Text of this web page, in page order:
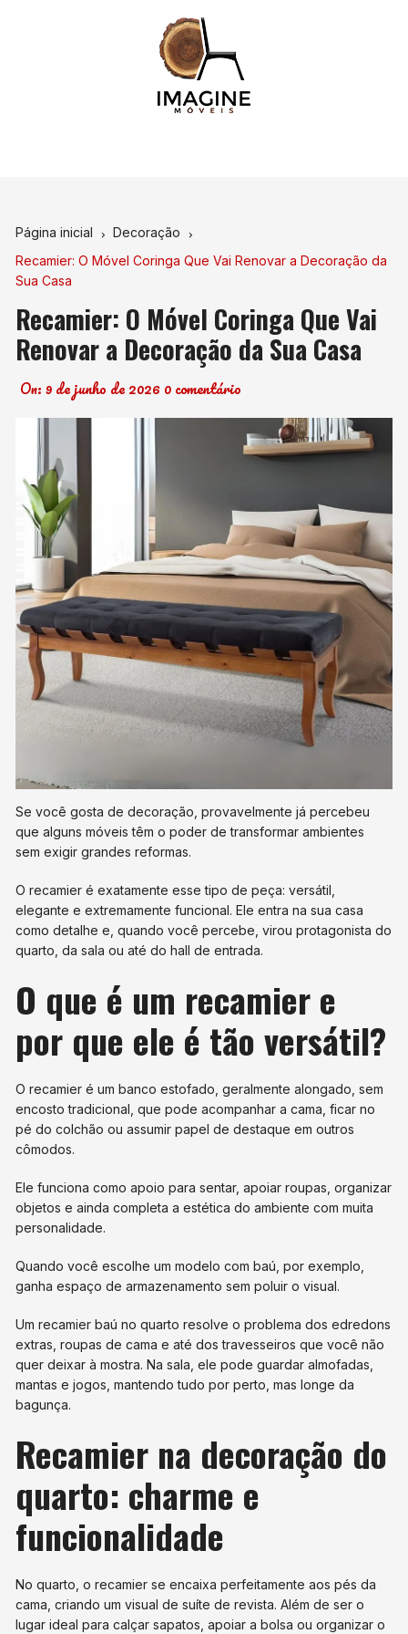
Página inicial
Decoração
Recamier: O Móvel Coringa Que Vai Renovar a Decoração da
Sua Casa
Recamier: O Móvel Coringa Que Vai
Renovar a Decoração da Sua Casa
On:9 de junho de 20260 comentário
Se você gosta de decoração, provavelmente já percebeu
que alguns móveis têm o poder de transformar ambientes
sem exigir grandes reformas.
O recamier é exatamente esse tipo de peça: versátil,
elegante e extremamente funcional. Ele entra na sua casa
como detalhe e, quando você percebe, virou protagonista do
quarto, da sala ou até do hall de entrada.
O que é um recamier e
por que ele é tão versátil?
O recamier é um banco estofado, geralmente alongado, sem
encosto tradicional, que pode acompanhar a cama, ficar no
pé do colchão ou assumir papel de destaque em outros
cômodos.
Ele funciona como apoio para sentar, apoiar roupas, organizar
objetos e ainda completa a estética do ambiente com muita
personalidade.
Quando você escolhe um modelo com baú, por exemplo,
ganha espaço de armazenamento sem poluir o visual.
Um recamier baú no quarto resolve o problema dos edredons
extras, roupas de cama e até dos travesseiros que você não
quer deixar à mostra. Na sala, ele pode guardar almofadas,
mantas e jogos, mantendo tudo por perto, mas longe da
bagunça.
Recamier na decoração do
quarto: charme e
funcionalidade
No quarto, o recamier se encaixa perfeitamente aos pés da
cama, criando um visual de suíte de revista. Além de ser o
lugar ideal para calçar sapatos, apoiar a bolsa ou organizar o